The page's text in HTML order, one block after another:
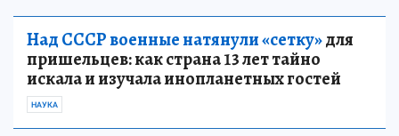
Над СССР военные натянули «сетку»для
пришельцев: как страна 13 лет тайно
искала и изучала инопланетных гостей
НАУКА